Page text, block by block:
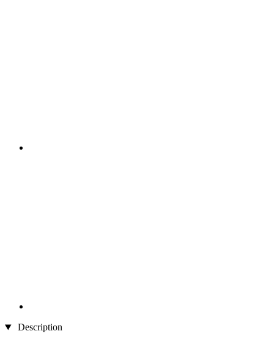
Description